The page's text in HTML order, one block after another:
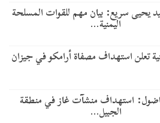
يحيى سريع: بيان مهم للقوات المسلحة
اليمنية…
تعلن استهداف مصفاة أرامكو في جيزان
استهداف منشآت غاز في منطقة
الجبيل…